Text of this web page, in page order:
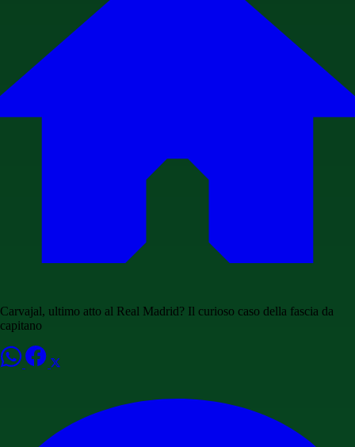
Carvajal, ultimo atto al Real Madrid? Il curioso caso della fascia da
capitano